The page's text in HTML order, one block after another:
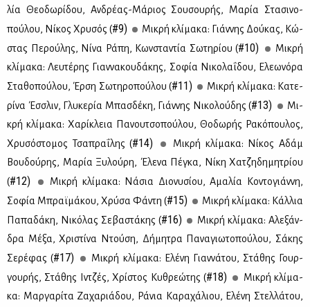
λία Θε­ο­δω­ρί­δου, Αν­δρέ­ας-Μά­ριος Σου­σου­ρής, Μα­ρία Στα­σι­νο­
πού­λου, Νί­κος Χρυ­σός (#9)
Μι­κρή κλί­μα­κα: Γιάν­νης Δού­κας, Κώ­
στας Πε­ρού­λης, Νί­να Ρά­πη, Κων­στα­ντία Σω­τη­ρί­ου (#10)
Μι­κρή
κλί­μα­κα: Λευ­τέ­ρης Γιαν­να­κου­δά­κης, Σο­φία Νι­κο­λα­ΐ­δου, Ελε­ω­νό­ρα
Στα­θο­πού­λου, Έρ­ση Σω­τη­ρο­πού­λου (#11)
Μι­κρή κλί­μα­κα: Κα­τε­
ρί­να Έσ­σλιν, Γλυ­κε­ρία Μπασ­δέ­κη, Γιάν­νης Νι­κο­λού­δης (#13)
Μι­
κρή κλί­μα­κα: Χα­ρί­κλεια Πα­νου­τσο­πού­λου, Θο­δω­ρής Ρα­κό­που­λος,
Χρυ­σό­στο­μος Τσα­πρα­ΐ­λης (#14)
Μι­κρή κλί­μα­κα: Νί­κος Αδάμ
Βου­δού­ρης, Μα­ρία Ξυ­λού­ρη, Έλε­να Πέ­γκα, Νί­κη Χα­τζη­δη­μη­τρί­ου
(#12)
Μι­κρή κλί­μα­κα: Νά­σια Διο­νυ­σί­ου, Αμα­λία Κο­ντο­γιάν­νη,
Σο­φία Μπραϊ­μά­κου, Χρύ­σα Φά­ντη (#15)
Μι­κρή κλί­μα­κα: Κάλ­λια
Πα­πα­δά­κη, Νι­κό­λας Σε­βα­στά­κης (#16)
Μι­κρή κλί­μα­κα: Αλε­ξάν­
δρα Μέ­ξα, Χρι­στί­να Ντού­ση, Δή­μη­τρα Πα­να­γιω­το­πού­λου, Σά­κης
Σε­ρέ­φας (#17)
Μι­κρή κλί­μα­κα: Ελέ­νη Γιαν­νά­του, Στά­θης Γουρ­
γου­ρής, Στά­θης Ιν­τζές, Χρί­στος Κυ­θρε­ώ­της (#18)
Μι­κρή κλί­μα­
κα: Μαρ­γα­ρί­τα Ζα­χα­ριά­δου, Ρά­νια Κα­ρα­χά­λιου, Ελέ­νη Στελ­λά­του,